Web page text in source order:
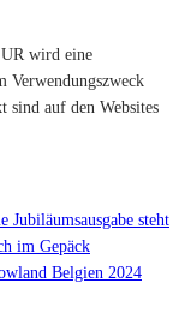
wird eine
Verwendungszweck
sind auf den Websites
Jubiläumsausgabe steht
im Gepäck
Belgien 2024